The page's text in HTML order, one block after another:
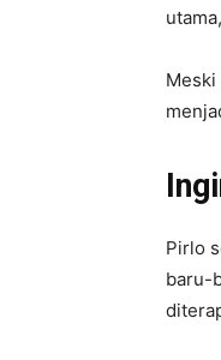
Pirlo
baru-